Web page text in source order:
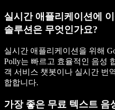
실시간 애플리케이션에
솔루션은 무엇인가요?
실시간 애플리케이션을 위해
Polly는 빠르고 효율적인 음성
객 서비스 챗봇이나 실시간 번
합합니다.
가장 좋은 무료 텍스트 음